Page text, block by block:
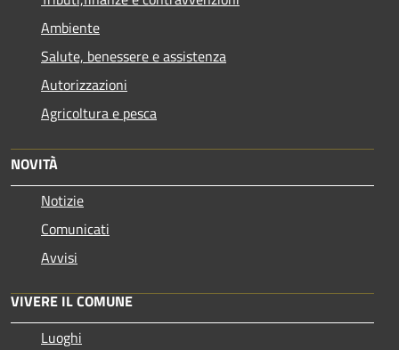
Ambiente
Salute, benessere e assistenza
Autorizzazioni
Agricoltura e pesca
NOVITÀ
Notizie
Comunicati
Avvisi
VIVERE IL COMUNE
Luoghi